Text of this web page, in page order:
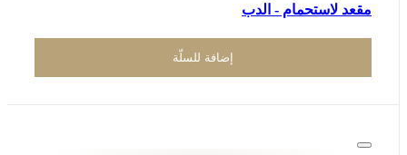
مقعد لاستحمام - الدب
إضافة للسلّة